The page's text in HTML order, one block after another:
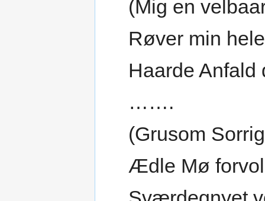
(Mig en
Røver min
Haarde Anfald
…….
(Grusom
Ædle Mø